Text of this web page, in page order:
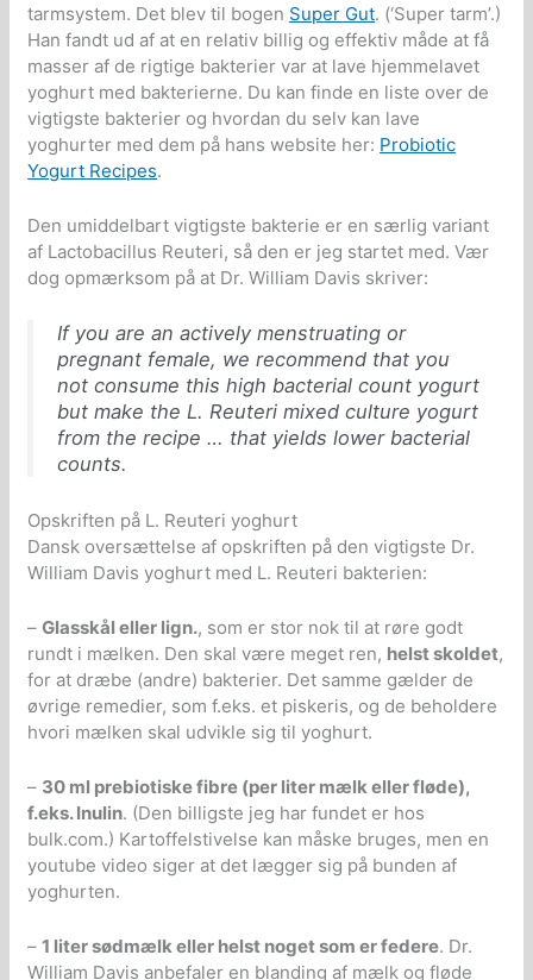
tarmsystem. Det blev til bogen Super Gut. (‘Super tarm’.)
Han fandt ud af at en relativ billig og effektiv måde at få
masser af de rigtige bakterier var at lave hjemmelavet
yoghurt med bakterierne. Du kan finde en liste over de
vigtigste bakterier og hvordan du selv kan lave
yoghurter med dem på hans website her: Probiotic
Yogurt Recipes.
Den umiddelbart vigtigste bakterie er en særlig variant
af Lactobacillus Reuteri, så den er jeg startet med. Vær
dog opmærksom på at Dr. William Davis skriver:
If you are an actively menstruating or
pregnant female, we recommend that you
not consume this high bacterial count yogurt
but make the L. Reuteri mixed culture yogurt
from the recipe … that yields lower bacterial
counts.
Opskriften på L. Reuteri yoghurt
Dansk oversættelse af opskriften på den vigtigste Dr.
William Davis yoghurt med L. Reuteri bakterien:
–Glasskål eller lign., som er stor nok til at røre godt
rundt i mælken. Den skal være meget ren, helst skoldet,
for at dræbe (andre) bakterier. Det samme gælder de
øvrige remedier, som f.eks. et piskeris, og de beholdere
hvori mælken skal udvikle sig til yoghurt.
– 30 ml prebiotiske fibre (per liter mælk eller fløde),
f.eks. Inulin. (Den billigste jeg har fundet er hos
bulk.com.) Kartoffelstivelse kan måske bruges, men en
youtube video siger at det lægger sig på bunden af
yoghurten.
–1 liter sødmælk eller helst noget som er federe. Dr.
William Davis anbefaler en blanding af mælk og fløde